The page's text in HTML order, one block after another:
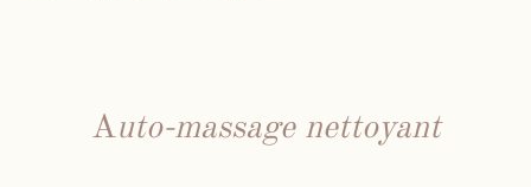
Auto-massage nettoyant